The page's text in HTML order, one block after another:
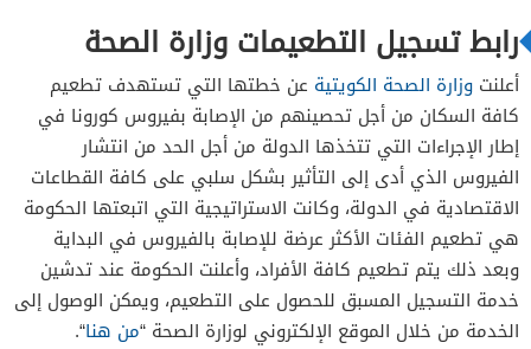
رابط تسجيل التطعيمات وزارة الصحة
أعلنت وزارة الصحة الكويتية عن خطتها التي تستهدف تطعيم
كافة السكان من أجل تحصينهم من الإصابة بفيروس كورونا في
إطار الإجراءات التي تتخذها الدولة من أجل الحد من انتشار
الفيروس الذي أدى إلى التأثير بشكل سلبي على كافة القطاعات
الاقتصادية في الدولة، وكانت الاستراتيجية التي اتبعتها الحكومة
هي تطعيم الفئات الأكثر عرضة للإصابة بالفيروس في البداية
وبعد ذلك يتم تطعيم كافة الأفراد، وأعلنت الحكومة عند تدشين
خدمة التسجيل المسبق للحصول على التطعيم، ويمكن الوصول إلى
الخدمة من خلال الموقع الإلكتروني لوزارة الصحة “من هنا“.